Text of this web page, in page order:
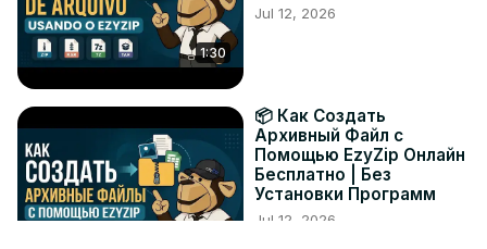
1:30
Jul 12, 2026
📦 Как Создать
Архивный Файл с
Помощью EzyZip Онлайн
Бесплатно | Без
Установки Программ
Jul 12, 2026